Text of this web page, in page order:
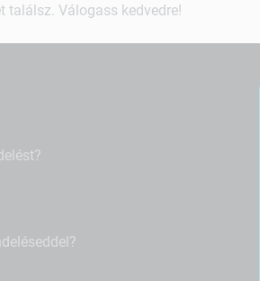
találsz. Válogass kedvedre!